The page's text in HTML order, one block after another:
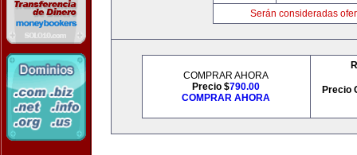
Serán consideradas
COMPRAR AHORA
Precio $790.00
COMPRAR AHORA
Precio